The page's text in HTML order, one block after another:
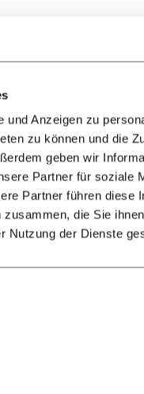
und Anzeigen zu
zu können und die
geben wir
Partner für soziale
Partner führen diese
die Sie
Nutzung der Dienste
Zurück